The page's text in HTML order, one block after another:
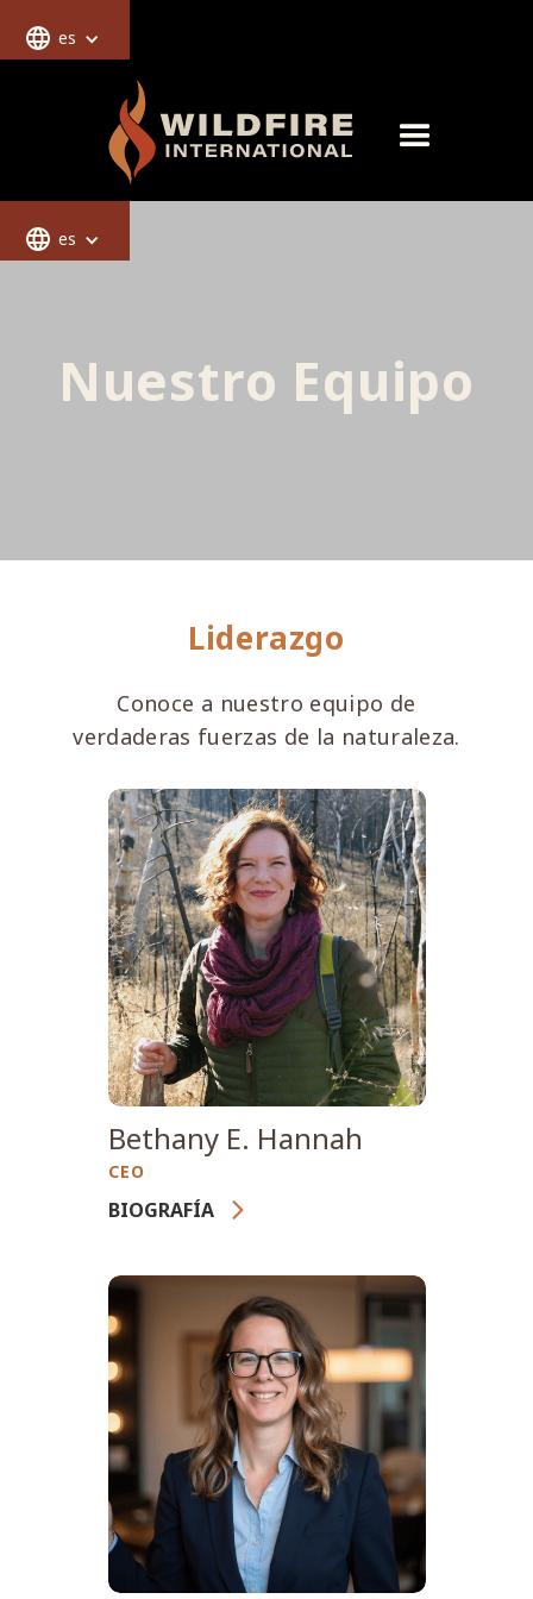
es
es
Nuestro Equipo
Liderazgo
Conoce a nuestro equipo de
verdaderas fuerzas de la naturaleza.
Bethany E. Hannah
CEO
BIOGRAFÍA
Con más de 25 años de
experiencia en gestión
integral de incendios
forestales, liderazgo de
organizaciones sin fines de
lucro y comunicaciones
estratégicas, Bethany
Hannah es la fundadora y
Directora Ejecutiva de
Wildfire International, una